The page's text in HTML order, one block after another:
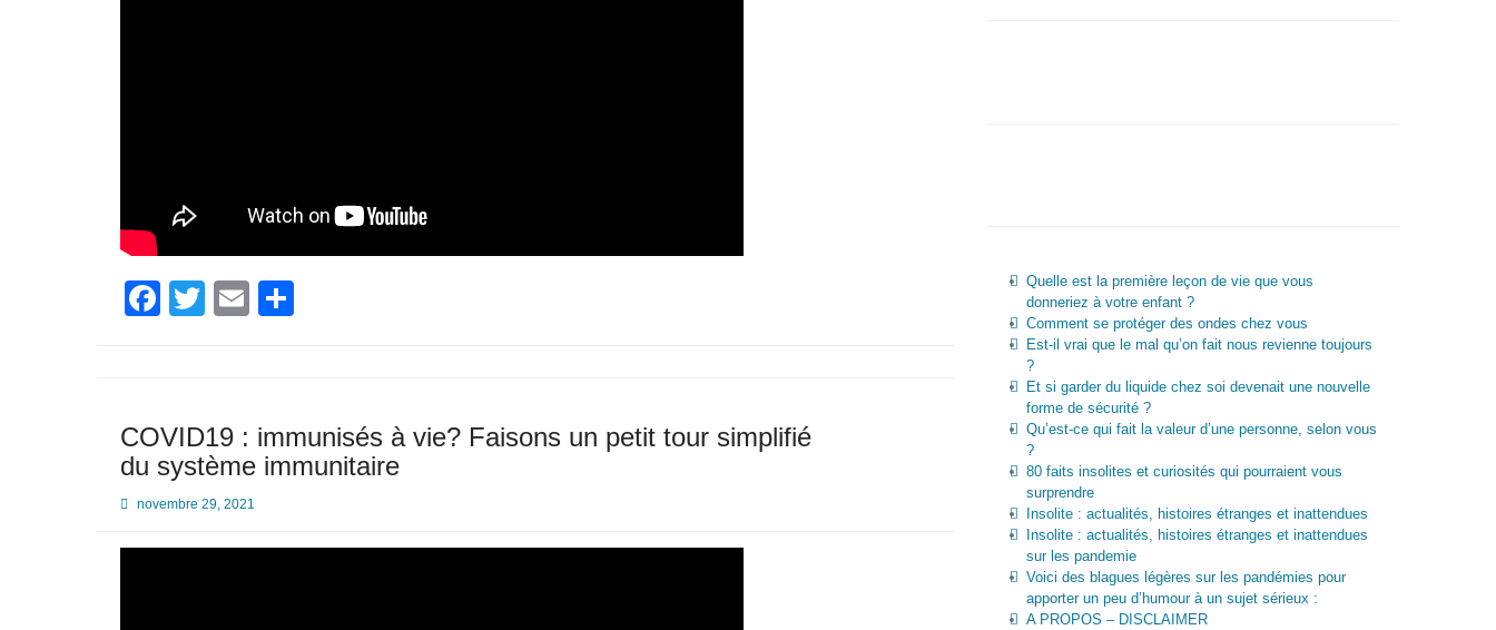
Facebook
TwitterEmail
COVID19 : immunisés à vie? Faisons un petit tour simplifié
du système immunitaire
novembre 29, 2021
Quelle est la première leçon de vie que vous
donneriez à votre enfant ?
Comment se protéger des ondes chez vous
Est-il vrai que le mal qu’on fait nous revienne toujours
?
Et si garder du liquide chez soi devenait une nouvelle
forme de sécurité ?
Qu’est-ce qui fait la valeur d’une personne, selon vous
?
80 faits insolites et curiosités qui pourraient vous
surprendre
Insolite : actualités, histoires étranges et inattendues
Insolite : actualités, histoires étranges et inattendues
sur les pandemie
Voici des blagues légères sur les pandémies pour
apporter un peu d’humour à un sujet sérieux :
A PROPOS – DISCLAIMER